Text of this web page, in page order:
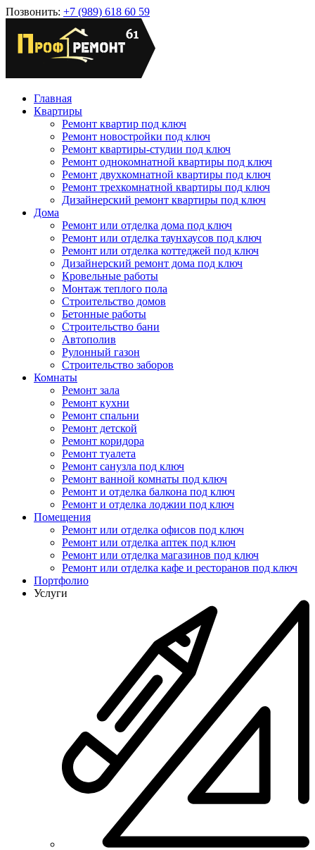
Позвонить: +7 (989) 618 60 59
Главная
Квартиры
Ремонт квартир под ключ
Ремонт новостройки под ключ
Ремонт квартиры-студии под ключ
Ремонт однокомнатной квартиры под ключ
Ремонт двухкомнатной квартиры под ключ
Ремонт трехкомнатной квартиры под ключ
Дизайнерский ремонт квартиры под ключ
Дома
Ремонт или отделка дома под ключ
Ремонт или отделка таунхаусов под ключ
Ремонт или отделка коттеджей под ключ
Дизайнерский ремонт дома под ключ
Кровельные работы
Монтаж теплого пола
Строительство домов
Бетонные работы
Строительство бани
Автополив
Рулонный газон
Строительство заборов
Комнаты
Ремонт зала
Ремонт кухни
Ремонт спальни
Ремонт детской
Ремонт коридора
Ремонт туалета
Ремонт санузла под ключ
Ремонт ванной комнаты под ключ
Ремонт и отделка балкона под ключ
Ремонт и отделка лоджии под ключ
Помещения
Ремонт или отделка офисов под ключ
Ремонт или отделка аптек под ключ
Ремонт или отделка магазинов под ключ
Ремонт или отделка кафе и ресторанов под ключ
Портфолио
Услуги